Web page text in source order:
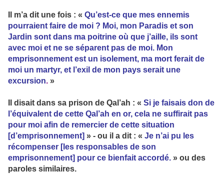
Il m’a dit une fois : « Qu’est-ce que mes ennemis
pourraient faire de moi ? Moi, mon Paradis et son
Jardin sont dans ma poitrine où que j’aille, ils sont
avec moi et ne se séparent pas de moi. Mon
emprisonnement est un isolement, ma mort ferait de
moi un martyr, et l’exil de mon pays serait une
excursion. »
Il disait dans sa prison de Qal’ah : « Si je faisais don de
l’équivalent de cette Qal’ah en or, cela ne suffirait pas
pour moi afin de remercier de cette situation
[d’emprisonnement] » - ou il a dit : « Je n’ai pu les
récompenser [les responsables de son
emprisonnement] pour ce bienfait accordé. » ou des
paroles similaires.